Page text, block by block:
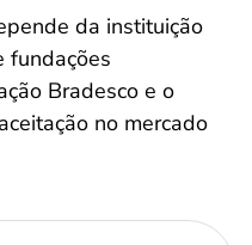
da instituição
fundações
Bradesco e o
no mercado